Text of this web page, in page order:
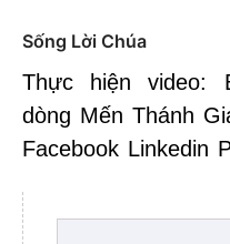
Sống Lời Chúa
Thực hiện video:
dòng Mến Thánh
Facebook Linkedin